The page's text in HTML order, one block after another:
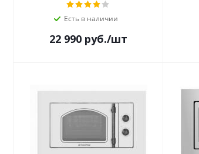
Есть в наличии
22 990 руб./шт